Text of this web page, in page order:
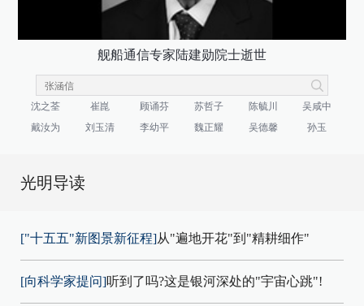
舰船通信专家陆建勋院士逝世
沈之荃 崔崑 顾诵芬 苏哲子 陈毓川
吴咸中
戴汝为
刘玉清 李幼平 魏正耀 吴德馨 孙玉
光明导读
["十五五"新图景新征程]从"遍地开花"到"精耕细作"
[向科学家提问]听到了吗?这是银河深处的"宇宙心跳"!